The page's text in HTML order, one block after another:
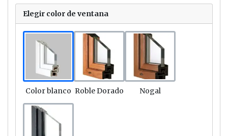
Elegir color de ventana
Link
Color blanco
Link
Roble Dorado
Link
Nogal